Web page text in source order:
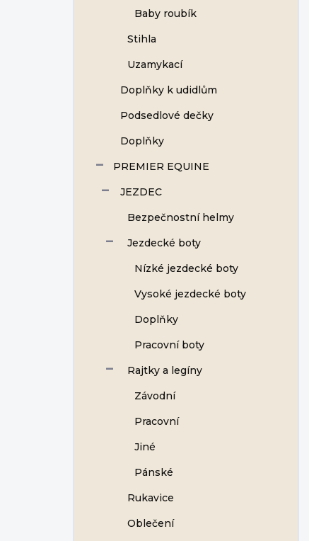
Baby roubík
Stihla
Uzamykací
Doplňky k udidlům
Podsedlové dečky
Doplňky
PREMIER EQUINE
JEZDEC
Bezpečnostní helmy
Jezdecké boty
Nízké jezdecké boty
Vysoké jezdecké boty
Doplňky
Pracovní boty
Rajtky a legíny
Závodní
Pracovní
Jiné
Pánské
Rukavice
Oblečení